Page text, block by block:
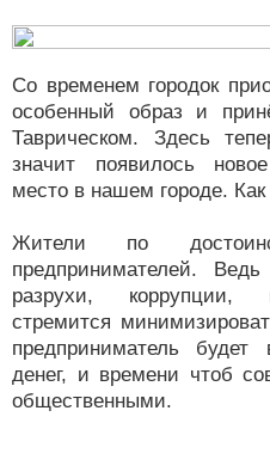
Со временем городок
особенный образ и
Таврическом. Здесь
значит появилось
место в нашем городе.
Жители по
предпринимателей.
разрухи, коррупции,
стремится
предприниматель будет
денег, и времени чтоб
общественными.